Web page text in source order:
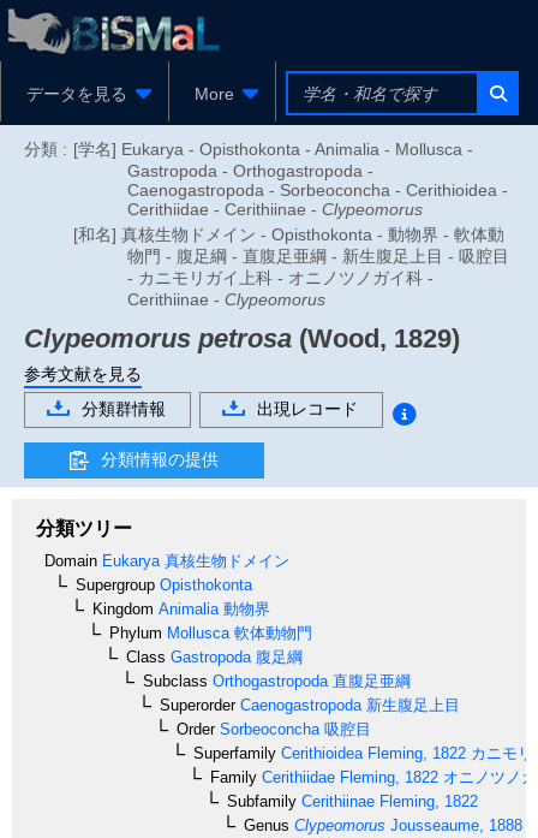
データを見る More
分類 : [学名] Eukarya - Opisthokonta - Animalia - Mollusca -
Gastropoda - Orthogastropoda -
Caenogastropoda - Sorbeoconcha - Cerithioidea -
Cerithiidae - Cerithiinae - Clypeomorus
[和名] 真核生物ドメイン - Opisthokonta - 動物界 - 軟体動
物門 - 腹足綱 - 直腹足亜綱 - 新生腹足上目 - 吸腔目
- カニモリガイ上科 - オニノツノガイ科 -
Cerithiinae - Clypeomorus
Clypeomorus petrosa (Wood, 1829)
参考文献を見る
分類群情報
出現レコード
分類情報の提供
分類ツリー
Domain Eukarya 真核生物ドメイン
Supergroup Opisthokonta
Kingdom Animalia 動物界
Phylum Mollusca 軟体動物門
Class Gastropoda 腹足綱
Subclass Orthogastropoda 直腹足亜綱
SuperorderCaenogastropoda 新生腹足上目
OrderSorbeoconcha 吸腔目
Superfamily Cerithioidea Fleming, 1822 カニモリ
Family Cerithiidae Fleming, 1822 オニノツノ
Subfamily Cerithiinae Fleming, 1822
Genus Clypeomorus Jousseaume, 1888